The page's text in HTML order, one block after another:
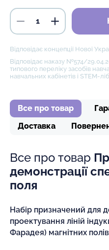
Відповідає концепції Нової
Відповідає наказу №574/
типового переліку засобів
навчальних кабінетів і STEM-
Все про товар
Доставка
Все про товар
демонстрації
поля
Набір призначений для
проектування ліній
Фарадея) магнітних полів